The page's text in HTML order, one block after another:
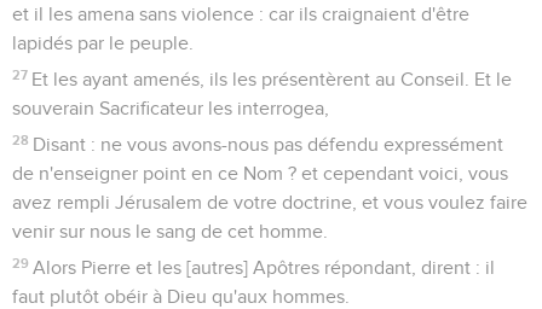
et il les amena sans violence : car ils craignaient d'être
lapidés par le peuple.
27 Et les ayant amenés, ils les présentèrent au Conseil. Et le
souverain Sacrificateur les interrogea,
28 Disant : ne vous avons-nous pas défendu expressément
de n'enseigner point en ce Nom ? et cependant voici, vous
avez rempli Jérusalem de votre doctrine, et vous voulez faire
venir sur nous le sang de cet homme.
29 Alors Pierre et les [autres] Apôtres répondant, dirent : il
faut plutôt obéir à Dieu qu'aux hommes.